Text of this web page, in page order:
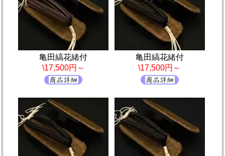
亀田縞花緒付
\17,500円～
亀田縞花緒付
\17,500円～